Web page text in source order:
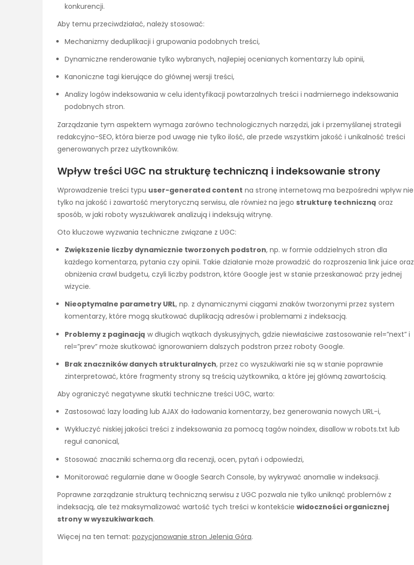
konkurencji.
Aby temu przeciwdziałać, należy stosować:
Mechanizmy deduplikacji i grupowania podobnych treści,
Dynamiczne renderowanie tylko wybranych, najlepiej ocenianych komentarzy lub opinii,
Kanoniczne tagi kierujące do głównej wersji treści,
Analizy logów indeksowania w celu identyfikacji powtarzalnych treści i nadmiernego indeksowania
podobnych stron.
Zarządzanie tym aspektem wymaga zarówno technologicznych narzędzi, jak i przemyślanej strategii
redakcyjno-SEO, która bierze pod uwagę nie tylko ilość, ale przede wszystkim jakość i unikalność treści
generowanych przez użytkowników.
Wpływ treści UGC na strukturę techniczną i indeksowanie strony
Wprowadzenie treści typu user-generated content na stronę internetową ma bezpośredni wpływ nie
tylko na jakość i zawartość merytoryczną serwisu, ale również na jego strukturę techniczną oraz
sposób, w jaki roboty wyszukiwarek analizują i indeksują witrynę.
Oto kluczowe wyzwania techniczne związane z UGC:
Zwiększenie liczby dynamicznie tworzonych podstron, np. w formie oddzielnych stron dla
każdego komentarza, pytania czy opinii. Takie działanie może prowadzić do rozproszenia link juice oraz
obniżenia crawl budgetu, czyli liczby podstron, które Google jest w stanie przeskanować przy jednej
wizycie.
Nieoptymalne parametry URL, np. z dynamicznymi ciągami znaków tworzonymi przez system
komentarzy, które mogą skutkować duplikacją adresów i problemami z indeksacją.
Problemy z paginacją w długich wątkach dyskusyjnych, gdzie niewłaściwe zastosowanie rel=”next” i
rel=”prev” może skutkować ignorowaniem dalszych podstron przez roboty Google.
Brak znaczników danych strukturalnych, przez co wyszukiwarki nie są w stanie poprawnie
zinterpretować, które fragmenty strony są treścią użytkownika, a które jej główną zawartością.
Aby ograniczyć negatywne skutki techniczne treści UGC, warto:
Zastosować lazy loading lub AJAX do ładowania komentarzy, bez generowania nowych URL-i,
Wykluczyć niskiej jakości treści z indeksowania za pomocą tagów noindex, disallow w robots.txt lub
reguł canonical,
Stosować znaczniki schema.org dla recenzji, ocen, pytań i odpowiedzi,
Monitorować regularnie dane w Google Search Console, by wykrywać anomalie w indeksacji.
Poprawne zarządzanie strukturą techniczną serwisu z UGC pozwala nie tylko uniknąć problemów z
indeksacją, ale też maksymalizować wartość tych treści w kontekście widoczności organicznej
strony w wyszukiwarkach.
Więcej na ten temat: pozycjonowanie stron Jelenia Góra.